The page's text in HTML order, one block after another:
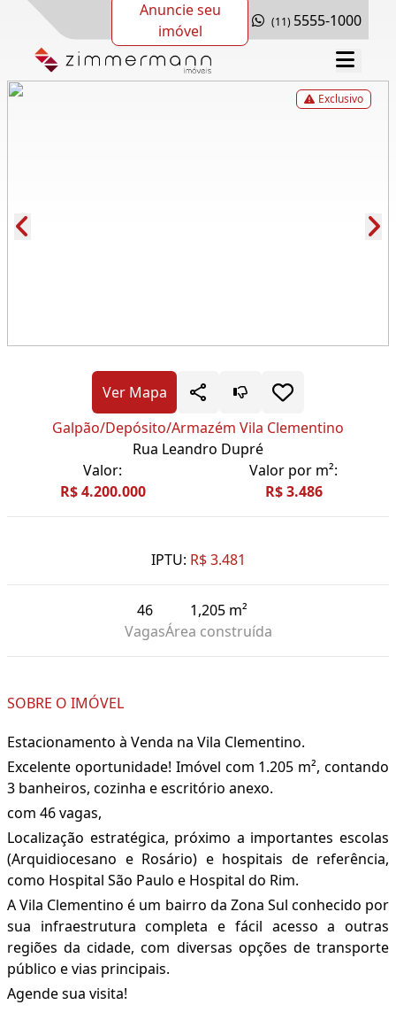
Anuncie seu
imóvel
(11) 5555-1000
Exclusivo
Ver Mapa
Galpão/Depósito/Armazém Vila Clementino
Rua Leandro Dupré
Valor:
R$ 4.200.000
Valor por m²:
R$ 3.486
IPTU: R$ 3.481
46
Vagas
1,205 m²
Área construída
SOBRE O IMÓVEL
Estacionamento à Venda na Vila Clementino.
Excelente oportunidade! Imóvel com 1.205 m², contando
3 banheiros, cozinha e escritório anexo.
com 46 vagas,
Localização estratégica, próximo a importantes escolas
(Arquidiocesano e Rosário) e hospitais de referência,
como Hospital São Paulo e Hospital do Rim.
A Vila Clementino é um bairro da Zona Sul conhecido por
sua infraestrutura completa e fácil acesso a outras
regiões da cidade, com diversas opções de transporte
público e vias principais.
Agende sua visita!